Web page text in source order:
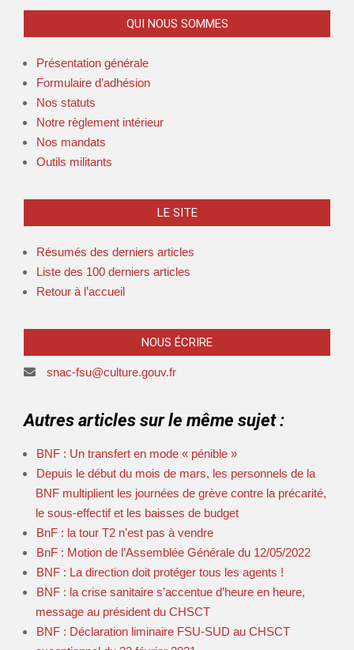
QUI NOUS SOMMES
Présentation générale
Formulaire d’adhésion
Nos statuts
Notre règlement intérieur
Nos mandats
Outils militants
LE SITE
Résumés des derniers articles
Liste des 100 derniers articles
Retour à l’accueil
NOUS ÉCRIRE
snac-fsu@culture.gouv.fr
Autres articles sur le même sujet :
BNF : Un transfert en mode « pénible »
Depuis le début du mois de mars, les personnels de la
BNF multiplient les journées de grève contre la précarité,
le sous-effectif et les baisses de budget
BnF : la tour T2 n’est pas à vendre
BnF : Motion de l’Assemblée Générale du 12/05/2022
BNF : La direction doit protéger tous les agents !
BNF : la crise sanitaire s’accentue d’heure en heure,
message au président du CHSCT
BNF : Déclaration liminaire FSU-SUD au CHSCT